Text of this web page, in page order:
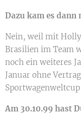
Dazu kam es dann
Nein, weil mit
Brasilien im Team
noch ein weiteres
Januar ohne
Am 30.10.99 hast